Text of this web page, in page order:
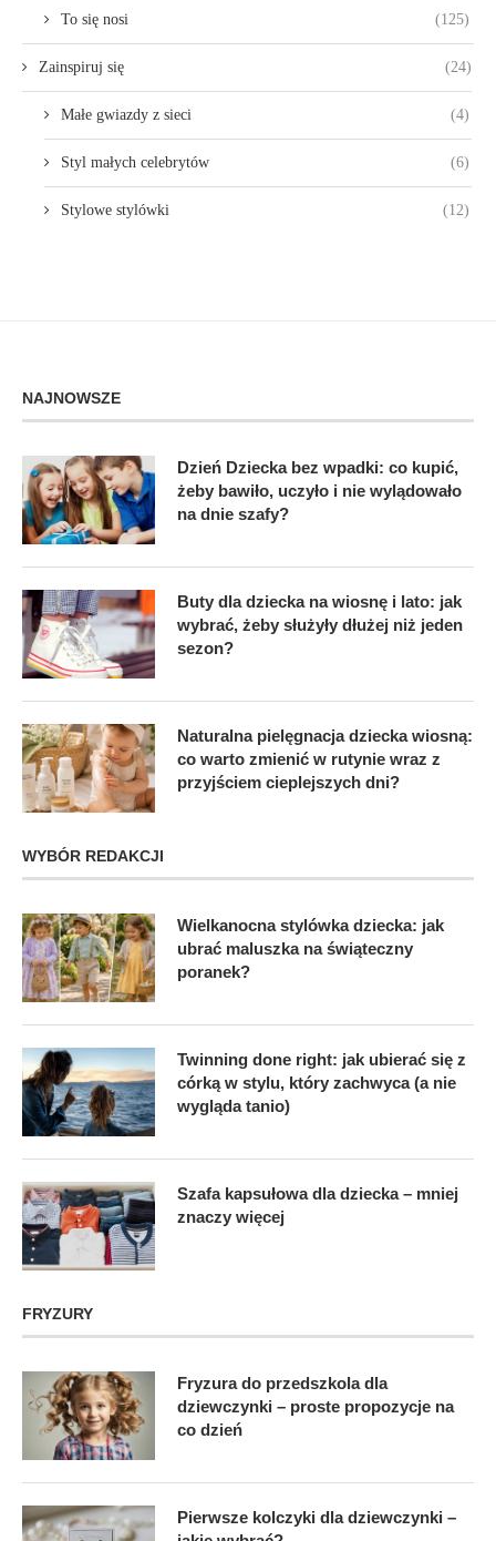
To się nosi (125)
Zainspiruj się (24)
Małe gwiazdy z sieci (4)
Styl małych celebrytów (6)
Stylowe stylówki (12)
NAJNOWSZE
Dzień Dziecka bez wpadki: co kupić,
żeby bawiło, uczyło i nie wylądowało
na dnie szafy?
Buty dla dziecka na wiosnę i lato: jak
wybrać, żeby służyły dłużej niż jeden
sezon?
Naturalna pielęgnacja dziecka wiosną:
co warto zmienić w rutynie wraz z
przyjściem cieplejszych dni?
WYBÓR REDAKCJI
Wielkanocna stylówka dziecka: jak
ubrać maluszka na świąteczny
poranek?
Twinning done right: jak ubierać się z
córką w stylu, który zachwyca (a nie
wygląda tanio)
Szafa kapsułowa dla dziecka – mniej
znaczy więcej
FRYZURY
Fryzura do przedszkola dla
dziewczynki – proste propozycje na
co dzień
Pierwsze kolczyki dla dziewczynki –